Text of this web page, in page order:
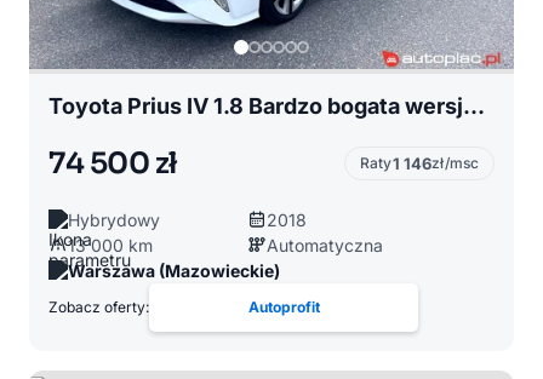
Toyota Prius IV 1.8 Bardzo bogata wersja wyposażenia, Rejestracja PL
74 500 zł Raty1 146zł/msc
Hybrydowy
2018
13 000 km
Automatyczna
Warszawa (Mazowieckie)
Zobacz oferty: Autoprofit